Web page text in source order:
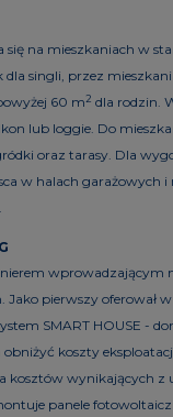
się na mieszkaniach w
dla singli, przez
60 m2 dla rodzin.
lub loggie. Do
oraz tarasy. Dla
w halach garażowych i
wprowadzającym
Jako pierwszy oferował
SMART HOUSE -
koszty
kosztów wynikających z
panele